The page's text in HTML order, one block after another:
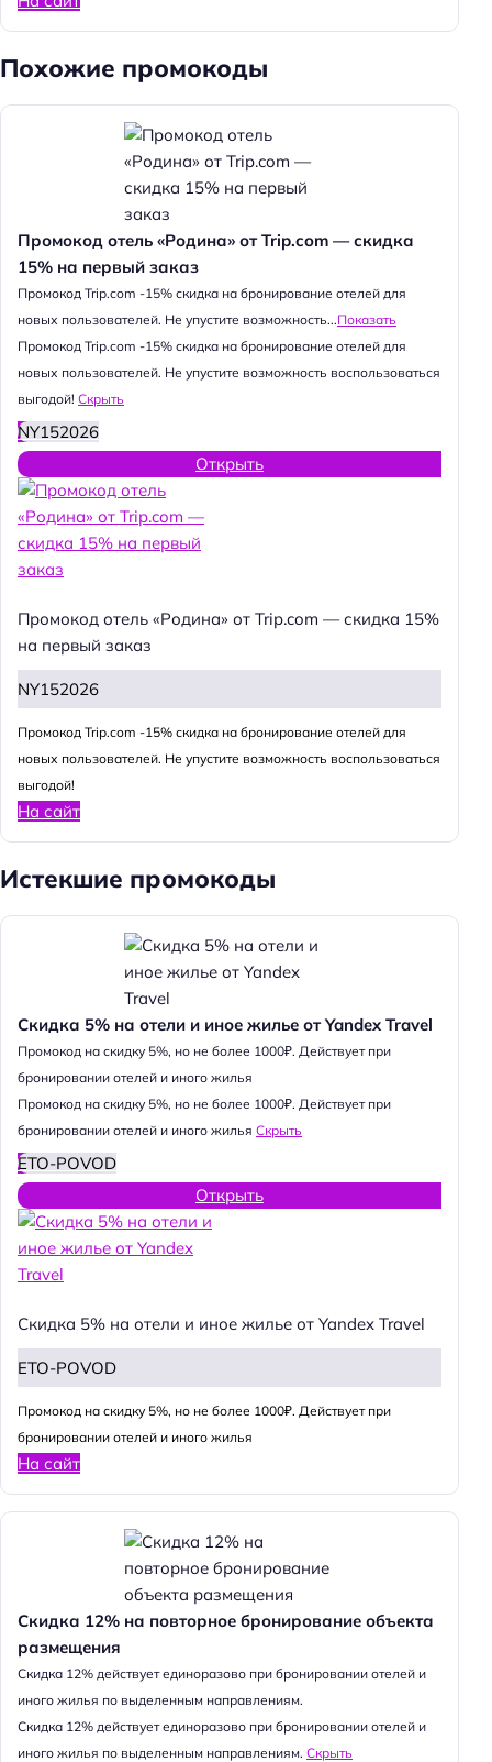
Похожие промокоды
Промокод отель «Родина» от Trip.com — скидка
15% на первый заказ
Промокод Trip.com -15% скидка на бронирование отелей для
новых пользователей. Не упустите возможность...Показать
Промокод Trip.com -15% скидка на бронирование отелей для
новых пользователей. Не упустите возможность воспользоваться
выгодой! Скрыть
NY152026
Открыть
Промокод отель «Родина» от Trip.com — скидка 15%
на первый заказ
NY152026
Промокод Trip.com -15% скидка на бронирование отелей для
новых пользователей. Не упустите возможность воспользоваться
выгодой!
На сайт
Истекшие промокоды
Скидка 5% на отели и иное жилье от Yandex Travel
Промокод на скидку 5%, но не более 1000₽. Действует при
бронировании отелей и иного жилья
Промокод на скидку 5%, но не более 1000₽. Действует при
бронировании отелей и иного жилья Скрыть
ETO-POVOD
Открыть
Скидка 5% на отели и иное жилье от Yandex Travel
ETO-POVOD
Промокод на скидку 5%, но не более 1000₽. Действует при
бронировании отелей и иного жилья
На сайт
Скидка 12% на повторное бронирование объекта
размещения
Cкидка 12% действует единоразово при бронировании отелей и
иного жилья по выделенным направлениям.
Cкидка 12% действует единоразово при бронировании отелей и
иного жилья по выделенным направлениям. Скрыть